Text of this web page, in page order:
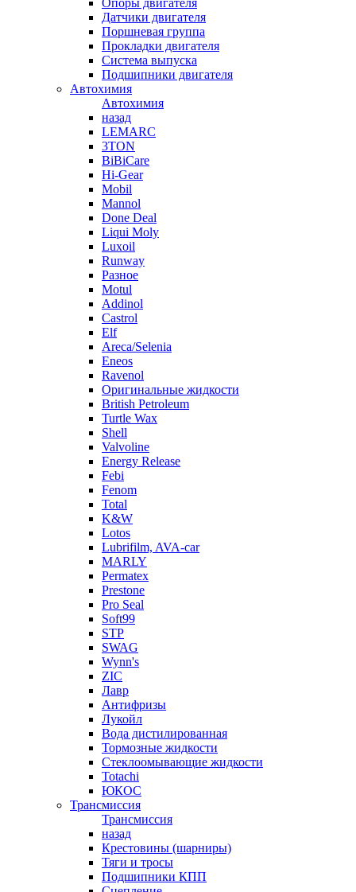
Опоры двигателя
Датчики двигателя
Поршневая группа
Прокладки двигателя
Система выпуска
Подшипники двигателя
Автохимия
Автохимия
назад
LEMARC
3TON
BiBiCare
Hi-Gear
Mobil
Mannol
Done Deal
Liqui Moly
Luxoil
Runway
Разное
Motul
Addinol
Castrol
Elf
Areca/Selenia
Eneos
Ravenol
Оригинальные жидкости
British Petroleum
Turtle Wax
Shell
Valvoline
Energy Release
Febi
Fenom
Total
K&W
Lotos
Lubrifilm, AVA-car
MARLY
Permatex
Prestone
Pro Seal
Soft99
STP
SWAG
Wynn's
ZIC
Лавр
Антифризы
Лукойл
Вода дистилированная
Тормозные жидкости
Стеклоомывающие жидкости
Totachi
ЮКОС
Трансмиссия
Трансмиссия
назад
Крестовины (шарниры)
Тяги и тросы
Подшипники КПП